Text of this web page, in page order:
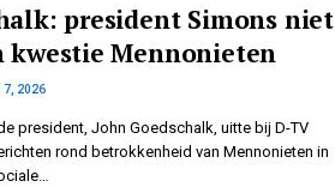
president Simons niet
kwestie Mennonieten
2026
president, John Goedschalk, uitte bij D-TV
rond betrokkenheid van Mennonieten in